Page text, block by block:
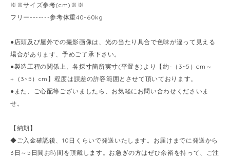
※※サイズ参考(cm)※※
フリー-------参考体重40-60kg
●店頭及び屋外での撮影画像は、光の当たり具合で色味が違って見える
場合があります、予めご了承下さい。
●製造工程の関係上、各採寸箇所実寸(平置き)より【約-（3~5）cm～
+（3~5）cm】程度は誤差の許容範囲とさせて頂いております。
●また、ご心配等ございましたら、お気軽にお問い合わせくださいま
せ。
【納期】
◆ご入金確認後、10日くらいで発送いたします。お届けまでに発送から
3日～5日間お時間を頂戴します。お急ぎの方はぜひ余裕を持って、ご注